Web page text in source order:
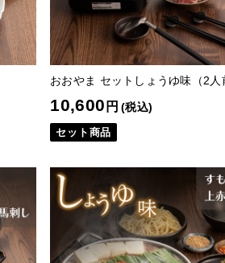
おおやま セットしょうゆ味（2人
10,600 円 (税込)
セット商品